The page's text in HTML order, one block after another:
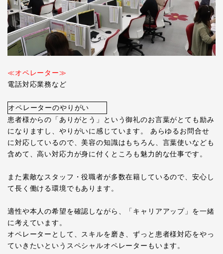
≪オペレーター≫
電話対応業務など
オペレーターのやりがい
患者様からの「ありがとう」という御礼のお言葉がとても励み
になりますし、やりがいに感じています。 あらゆるお問合せ
に対応しているので、美容の知識はもちろん、言葉使いなども
含めて、高い対応力が身に付くところも魅力的な仕事です。
また素敵なスタッフ・役職者が多数在籍しているので、安心し
て長く働ける環境でもあります。
適性や本人の希望を確認しながら、「キャリアアップ」を一緒
に考えています。
オペレーターとして、スキルを磨き、ずっと患者様対応をやっ
ていきたいというスペシャルオペレーターもいます。